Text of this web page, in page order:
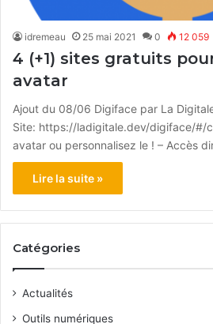
idremeau 25 mai 2021 0 12 059
4 (+1) sites gratuits
avatar
Ajout du 08/06 Digiface par La
Site: https://ladigitale.dev/digiface/#/
avatar ou personnalisez le ! – Accès
Lire la suite »
Catégories
Actualités
Outils numériques